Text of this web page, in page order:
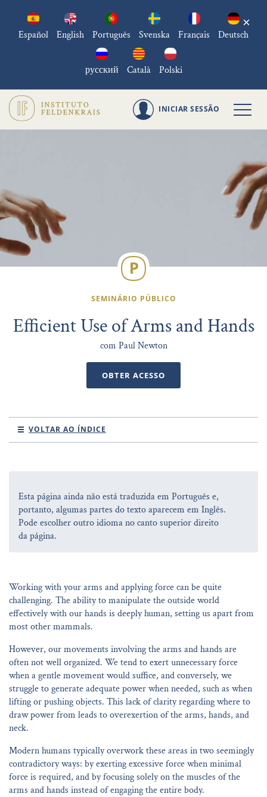
Español English Português Svenska Français Deutsch
русский Català Polski
×
INICIAR SESSÃO
SEMINÁRIO PÚBLICO
Efficient Use of Arms and Hands
com Paul Newton
OBTER ACESSO
VOLTAR AO ÍNDICE
Esta página ainda não está traduzida em Português e,
portanto, algumas partes do texto aparecem em Inglês.
Pode escolher outro idioma no canto superior direito
da página.
Working with your arms and applying force can be quite
challenging. The ability to manipulate the outside world
effectively with our hands is deeply human, setting us apart from
most other mammals.
However, our movements involving the arms and hands are
often not well organized. We tend to exert unnecessary force
when a gentle movement would suffice, and conversely, we
struggle to generate adequate power when needed, such as when
lifting or pushing objects. This lack of clarity regarding where to
draw power from leads to overexertion of the arms, hands, and
neck.
Modern humans typically overwork these areas in two seemingly
contradictory ways: by exerting excessive force when minimal
force is required, and by focusing solely on the muscles of the
arms and hands instead of engaging the entire body.